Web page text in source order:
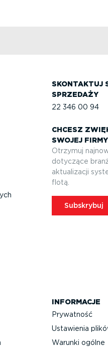
SKONTAKTUJ
SPRZEDAŻY
22 346 00 94
CHCESZ
SWOJEJ
Otrzymuj
dotyczące
aktuali­zacji
flotą.
Subskrybuj
INFORMACJE
Prywatność
Ustawienia
Warunki ogólne